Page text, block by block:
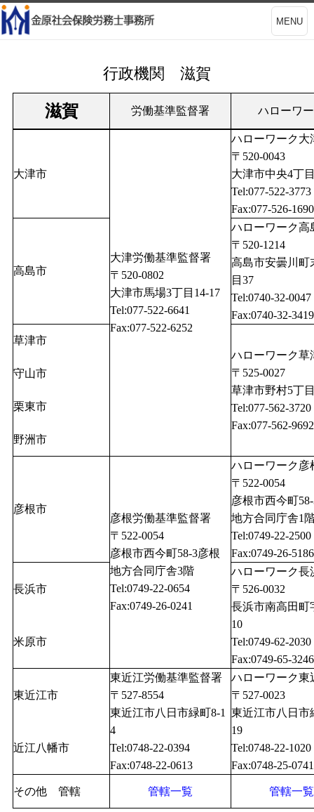
MENU
行政機関 滋賀
滋賀 労働基準監督署 ハローワ
大津市
大津労働基準監督署
〒520-0802
大津市馬場3丁目14-17
Tel:077-522-6641
Fax:077-522-6252
ハローワーク大
〒520-0043
大津市中央4丁
Tel:077-522-3773
Fax:077-526-1690
高島市
ハローワーク高
〒520-1214
高島市安曇川町
目37
Tel:0740-32-0047
Fax:0740-32-3419
草津市
ハローワーク草
〒525-0027
草津市野村5丁
Tel:077-562-3720
Fax:077-562-9692
守山市
栗東市
野洲市
彦根市
彦根労働基準監督署
〒522-0054
彦根市西今町58-3彦根
地方合同庁舎3階
Tel:0749-22-0654
Fax:0749-26-0241
ハローワーク彦
〒522-0054
彦根市西今町
地方合同庁舎1
Tel:0749-22-2500
Fax:0749-26-5186
長浜市
ハローワーク長
〒526-0032
長浜市南高田町
10
Tel:0749-62-2030
Fax:0749-65-3246
米原市
東近江市
東近江労働基準監督署
〒527-8554
東近江市八日市緑町8-1
4
Tel:0748-22-0394
Fax:0748-22-0613
ハローワーク東
〒527-0023
東近江市八日市
19
Tel:0748-22-1020
Fax:0748-25-0741
近江八幡市
その他 管轄 管轄一覧 管轄一覧